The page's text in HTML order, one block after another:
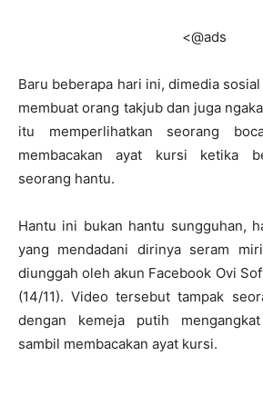
<@ads
Baru beberapa hari ini, dimedia
membuat orang takjub dan juga
itu memperlihatkan seorang
membacakan ayat kursi ketika
seorang hantu.
Hantu ini bukan hantu sungguhan,
yang mendadani dirinya seram
diunggah oleh akun Facebook Ovi
(14/11). Video tersebut tampak
dengan kemeja putih
sambil membacakan ayat kursi.